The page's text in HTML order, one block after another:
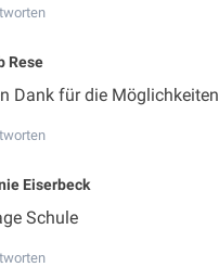
Rese
Dank für die Möglichkeiten
Eiserbeck
Schule